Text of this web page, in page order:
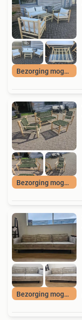
Bezorging mogelijk
Bezorging mogelijk
Bezorging mogelijk